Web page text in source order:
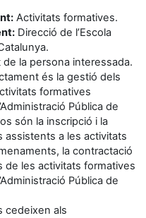
Activitats formatives.
Direcció de l’Escola
la persona interessada.
és la gestió dels
formatives
Pública de
són la inscripció i la
assistents a les activitats
la contractació
de les activitats formatives
Pública de
cedeixen als